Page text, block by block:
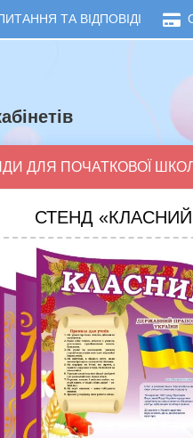
ТА ВІДПОВІДІ
ДЛЯ ПОЧАТКОВОЇ
СТЕНД «КЛАСНИЙ